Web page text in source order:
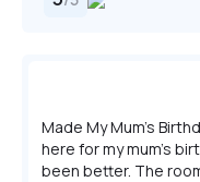
Made My Mum’s
here for my mum’s
been better. The